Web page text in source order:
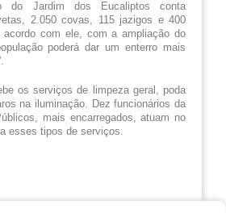
do Jardim dos Eucaliptos conta
, 2.050 covas, 115 jazigos e 400
acordo com ele, com a ampliação do
poderá dar um enterro mais
os serviços de limpeza geral, poda
na iluminação. Dez funcionários da
mais encarregados, atuam no
esses tipos de serviços.